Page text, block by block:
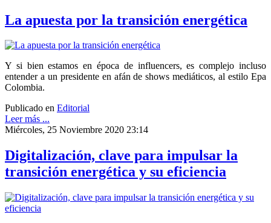
La apuesta por la transición energética
Y si bien estamos en época de influencers, es complejo incluso
entender a un presidente en afán de shows mediáticos, al estilo Epa
Colombia.
Publicado en Editorial
Leer más ...
Miércoles, 25 Noviembre 2020 23:14
Digitalización, clave para impulsar la
transición energética y su eficiencia